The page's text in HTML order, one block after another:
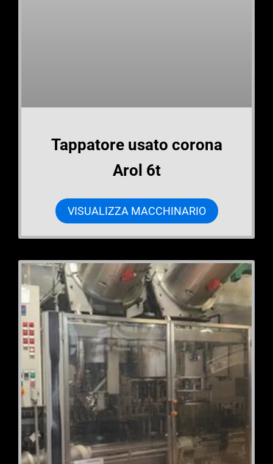
Tappatore usato corona
Arol 6t
VISUALIZZA MACCHINARIO